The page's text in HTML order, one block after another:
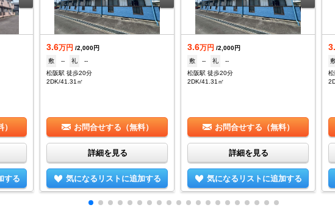
する
3.6万円 /2,000円
敷
-- 礼
--
松阪駅 徒歩20分
2DK/41.31㎡
お問合せする（無料）
詳細を見る
気になるリストに追加する
3.6万円 /2,000円
敷
-- 礼
--
松阪駅 徒歩20分
2DK/41.31㎡
お問合せする（無料）
詳細を見る
気になるリストに追加する